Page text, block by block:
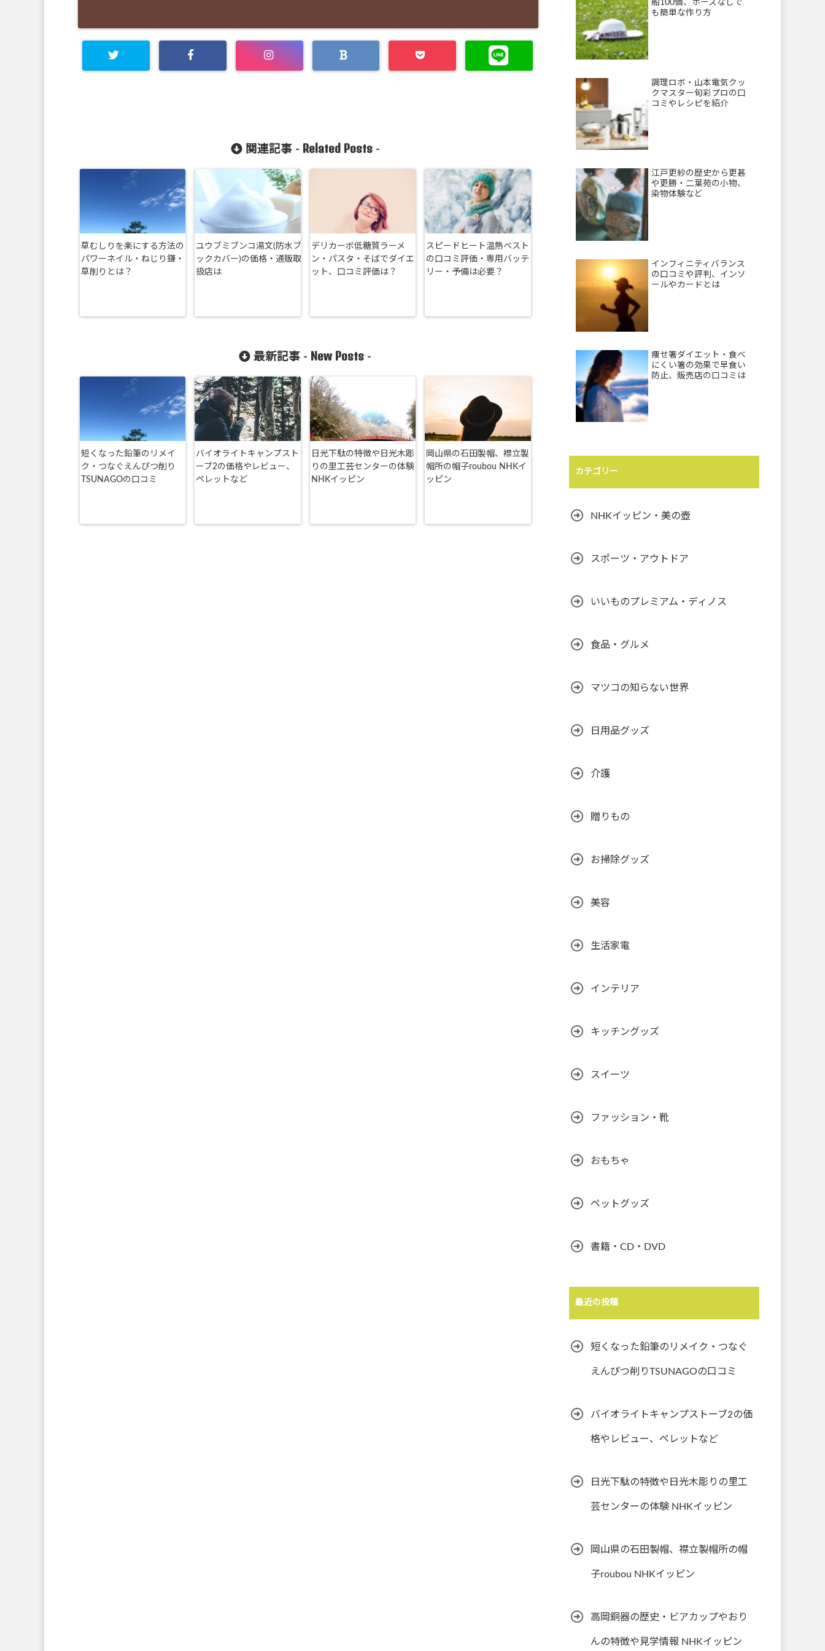
関連記事 - Related Posts-
草むしりを楽にする方法の
パワーネイル・ねじり鎌・
草削りとは？
ユウブミブンコ湯文(防水ブ
ックカバー)の価格・通販取
扱店は
デリカーボ低糖質ラーメ
ン・パスタ・そばでダイエ
ット、口コミ評価は？
スピードヒート温熱ベスト
の口コミ評価・専用バッテ
リー・予備は必要？
最新記事 - New Posts -
短くなった鉛筆のリメイ
ク・つなぐえんぴつ削り
TSUNAGOの口コミ
バイオライトキャンプスト
ーブ2の価格やレビュー、
ペレットなど
日光下駄の特徴や日光木彫
りの里工芸センターの体験
NHKイッピン
岡山県の石田製帽、襟立製
帽所の帽子roubou NHKイ
ッピン
船100個、ホースなしで
も簡単な作り方
調理ロボ・山本電気クッ
クマスター旬彩プロの口
コミやレシピを紹介
江戸更紗の歴史から更甚
や更勝・二葉苑の小物、
染物体験など
インフィニティバランス
の口コミや評判、インソ
ールやカードとは
痩せ箸ダイエット・食べ
にくい箸の効果で早食い
防止、販売店の口コミは
カテゴリー
NHKイッピン・美の壺
スポーツ・アウトドア
いいものプレミアム・ディノス
食品・グルメ
マツコの知らない世界
日用品グッズ
介護
贈りもの
お掃除グッズ
美容
生活家電
インテリア
キッチングッズ
スイーツ
ファッション・靴
おもちゃ
ペットグッズ
書籍・CD・DVD
最近の投稿
短くなった鉛筆のリメイク・つなぐ
えんぴつ削りTSUNAGOの口コミ
バイオライトキャンプストーブ2の価
格やレビュー、ペレットなど
日光下駄の特徴や日光木彫りの里工
芸センターの体験 NHKイッピン
岡山県の石田製帽、襟立製帽所の帽
子roubou NHKイッピン
高岡銅器の歴史・ビアカップやおり
んの特徴や見学情報 NHKイッピン